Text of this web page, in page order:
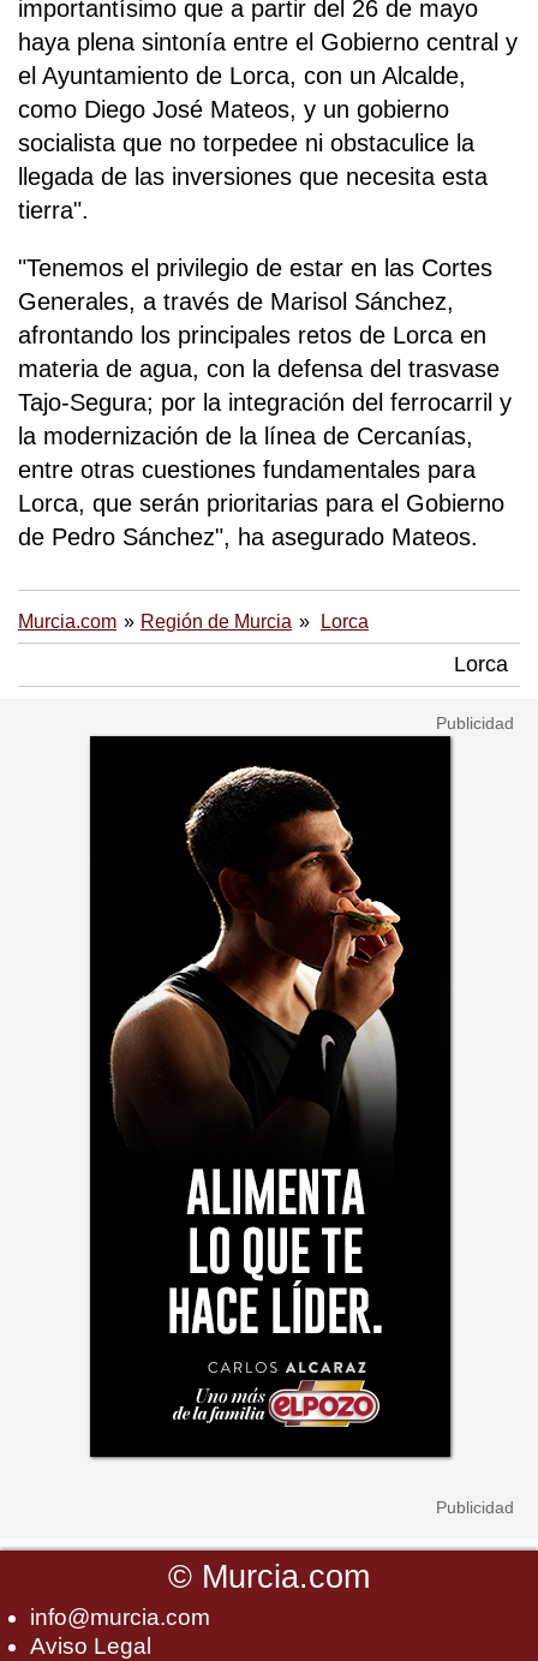
importantísimo que a partir del 26 de mayo
haya plena sintonía entre el Gobierno central y
el Ayuntamiento de Lorca, con un Alcalde,
como Diego José Mateos, y un gobierno
socialista que no torpedee ni obstaculice la
llegada de las inversiones que necesita esta
tierra".
"Tenemos el privilegio de estar en las Cortes
Generales, a través de Marisol Sánchez,
afrontando los principales retos de Lorca en
materia de agua, con la defensa del trasvase
Tajo-Segura; por la integración del ferrocarril y
la modernización de la línea de Cercanías,
entre otras cuestiones fundamentales para
Lorca, que serán prioritarias para el Gobierno
de Pedro Sánchez", ha asegurado Mateos.
Murcia.com Región de Murcia Lorca
Lorca
© Murcia.com
info@murcia.com
Aviso Legal